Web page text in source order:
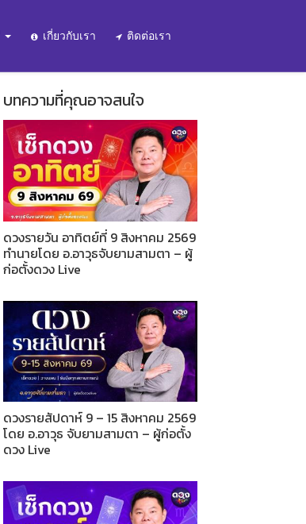
เกี่ยวกับเรา ติดต่อเรา
บทความที่คุณอาจสนใจ
ดวงรายวัน อาทิตย์ที่ 9 สิงหาคม 2569
ทำนายโดย อ.อาวุธจับยามสามตา – ผู้
ก่อตั้งดวง Live
ดวงรายสัปดาห์ 9 – 15 สิงหาคม 2569
โดย อ.อาวุธ จับยามสามตา – ผู้ก่อตั้ง
ดวง Live